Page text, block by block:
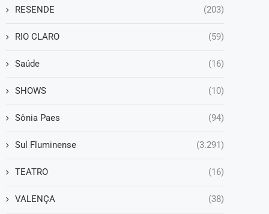
RESENDE (203)
RIO CLARO (59)
Saúde (16)
SHOWS (10)
Sônia Paes (94)
Sul Fluminense (3.291)
TEATRO (16)
VALENÇA (38)